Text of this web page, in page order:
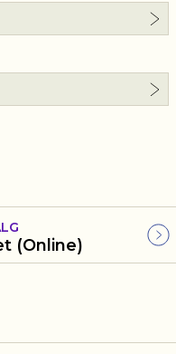
(Online)